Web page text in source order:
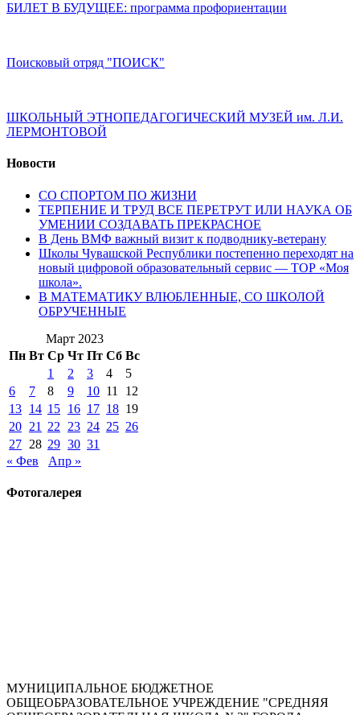
БИЛЕТ В БУДУЩЕЕ: программа профориентации
Поисковый отряд "ПОИСК"
ШКОЛЬНЫЙ ЭТНОПЕДАГОГИЧЕСКИЙ МУЗЕЙ им. Л.И.
ЛЕРМОНТОВОЙ
Новости
СО СПОРТОМ ПО ЖИЗНИ
ТЕРПЕНИЕ И ТРУД ВСЕ ПЕРЕТРУТ ИЛИ НАУКА ОБ
УМЕНИИ СОЗДАВАТЬ ПРЕКРАСНОЕ
В День ВМФ важный визит к подводнику-ветерану
Школы Чувашской Республики постепенно переходят на
новый цифровой образовательный сервис — ТОР «Моя
школа».
В МАТЕМАТИКУ ВЛЮБЛЕННЫЕ, СО ШКОЛОЙ
ОБРУЧЕННЫЕ
Март 2023
Пн Вт Ср Чт Пт Сб Вс
1
2 3 4
5
6
7 8 9 10 11
12
13 14 15 16 17 18 19
20 21 22 23 24 25 26
27 28 29 30 31
« Фев
Апр »
Фотогалерея
МУНИЦИПАЛЬНОЕ БЮДЖЕТНОЕ
ОБЩЕОБРАЗОВАТЕЛЬНОЕ УЧРЕЖДЕНИЕ "СРЕДНЯЯ